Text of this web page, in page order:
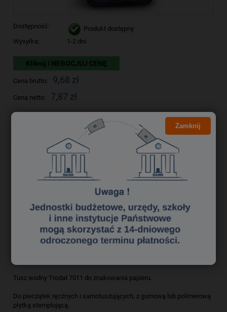
Dostępność:
Produkt dostępny
Wysyłka:
1-2 dni
Kliknij i NEGOCJUJ CENĘ
Cena brutto: 9,68 zł
Cena netto: 7,87 zł
do koszyka
dodaj do przechowalni
Tusz wodny Trodat 7011 do znakowania papieru.
Do pieczątek ręcznych i samotuszujących, z gumową lub polimerową
płytką stemplującą.
Zamknij